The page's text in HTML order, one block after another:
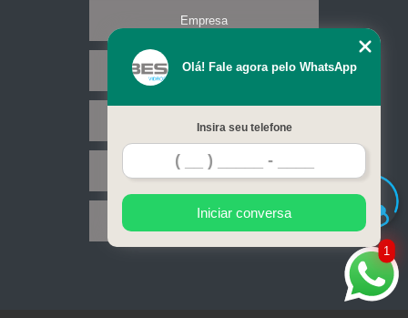
Empresa
Missão
Serviços
Contato
Mapa do site
1
Olá! Fale agora pelo WhatsApp
Insira seu telefone
Iniciar conversa